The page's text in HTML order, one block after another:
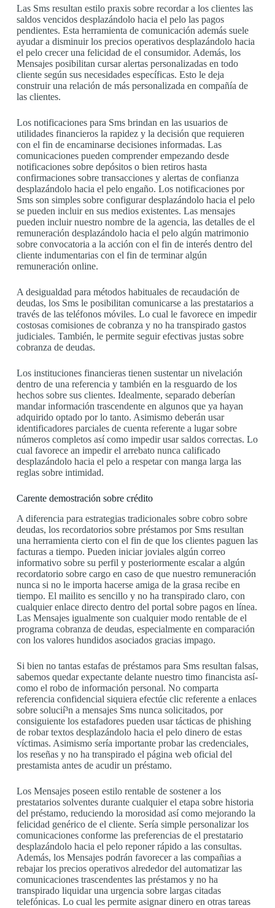
Las Sms resultan estilo praxis sobre recordar a los clientes las
saldos vencidos desplazándolo hacia el pelo las pagos
pendientes. Esta herramienta de comunicación además suele
ayudar a disminuir los precios operativos desplazándolo hacia
el pelo crecer una felicidad de el consumidor. Además, los
Mensajes posibilitan cursar alertas personalizadas en todo
cliente según sus necesidades específicas. Esto le deja
construir una relación de más personalizada en compañía de
las clientes.
Los notificaciones para Sms brindan en las usuarios de
utilidades financieros la rapidez y la decisión que requieren
con el fin de encaminarse decisiones informadas. Las
comunicaciones pueden comprender empezando desde
notificaciones sobre depósitos o bien retiros hasta
confirmaciones sobre transacciones y alertas de confianza
desplazándolo hacia el pelo engaño. Los notificaciones por
Sms son simples sobre configurar desplazándolo hacia el pelo
se pueden incluir en sus medios existentes. Las mensajes
pueden incluir nuestro nombre de la agencia, las detalles de el
remuneración desplazándolo hacia el pelo algún matrimonio
sobre convocatoria a la acción con el fin de interés dentro del
cliente indumentarias con el fin de terminar algún
remuneración online.
A desigualdad para métodos habituales de recaudación de
deudas, los Sms le posibilitan comunicarse a las prestatarios a
través de las teléfonos móviles. Lo cual le favorece en impedir
costosas comisiones de cobranza y no ha transpirado gastos
judiciales. También, le permite seguir efectivas justas sobre
cobranza de deudas.
Los instituciones financieras tienen sustentar un nivelación
dentro de una referencia y también en la resguardo de los
hechos sobre sus clientes. Idealmente, separado deberían
mandar información trascendente en algunos que ya hayan
adquirido optado por lo tanto. Asimismo deberán usar
identificadores parciales de cuenta referente a lugar sobre
números completos así­ como impedir usar saldos correctas. Lo
cual favorece an impedir el arrebato nunca calificado
desplazándolo hacia el pelo a respetar con manga larga las
reglas sobre intimidad.
Carente demostración sobre crédito
A diferencia para estrategias tradicionales sobre cobro sobre
deudas, los recordatorios sobre préstamos por Sms resultan
una herramienta cierto con el fin de que los clientes paguen las
facturas a tiempo. Pueden iniciar joviales algún correo
informativo sobre su perfil y posteriormente escalar a algún
recordatorio sobre cargo en caso de que nuestro remuneración
nunca si no le importa hacerse amiga de la grasa recibe en
tiempo. El mailito es sencillo y no ha transpirado claro, con
cualquier enlace directo dentro del portal sobre pagos en línea.
Las Mensajes igualmente son cualquier modo rentable de el
programa cobranza de deudas, especialmente en comparación
con los valores hundidos asociados gracias impago.
Si bien no tantas estafas de préstamos para Sms resultan falsas,
sabemos quedar expectante delante nuestro timo financista así­
como el robo de información personal. No comparta
referencia confidencial siquiera efectúe clic referente a enlaces
sobre solucií³n a mensajes Sms nunca solicitados, por
consiguiente los estafadores pueden usar tácticas de phishing
de robar textos desplazándolo hacia el pelo dinero de estas
víctimas. Asimismo serí­a importante probar las credenciales,
los reseñas y no ha transpirado el página web oficial del
prestamista antes de acudir un préstamo.
Los Mensajes poseen estilo rentable de sostener a los
prestatarios solventes durante cualquier el etapa sobre historia
del préstamo, reduciendo la morosidad así­ como mejorando la
felicidad genérico de el cliente. Serí­a simple personalizar los
comunicaciones conforme las preferencias de el prestatario
desplazándolo hacia el pelo reponer rápido a las consultas.
Además, los Mensajes podrán favorecer a las compañias a
rebajar los precios operativos alrededor del automatizar las
comunicaciones trascendentes las préstamos y no ha
transpirado liquidar una urgencia sobre largas citadas
telefónicas. Lo cual les permite asignar dinero en otras tareas